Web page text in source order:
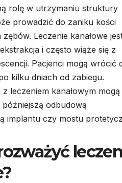
rolę w utrzymaniu struktury
prowadzić do zaniku kości
Leczenie kanałowe
i często wiąże się z
Pacjenci mogą wrócić
kilku dniach od zabiegu.
leczeniem kanałowym mogą
odbudową
implantu czy mostu